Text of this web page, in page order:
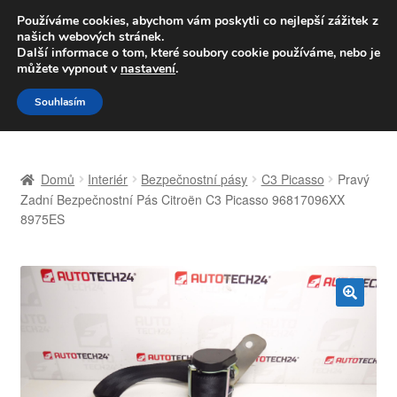
DOPRAVA od 139,-Kč
Volejte po-pá 9-16 704 494 494
Přeskočit
na
navigaci
Přejít
k
obsahu
Celosvětová doprava
Kontakt
Můj účet
Domů Interiér Bezpečnostní pásy C3 Picasso
Pravý
Zadní Bezpečnostní Pás Citroën C3 Picasso 96817096XX
8975ES
Používáme cookies, abychom vám poskytli co nejlepší zážitek z
našich webových stránek.
Další informace o tom, které soubory cookie používáme, nebo je
můžete vypnout v nastavení.
Souhlasím